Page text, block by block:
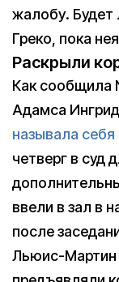
жалобу. Будет
Греко, пока
Раскрыли
Как сообщила
Адамса
называла себя
четверг в суд
ввели в зал в
после
Льюис-Мартин